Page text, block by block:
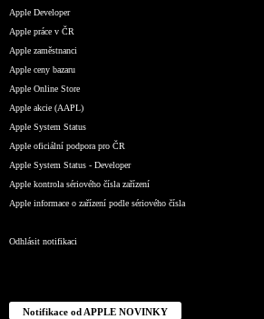
Apple Developer
Apple práce v ČR
Apple zaměstnanci
Apple ceny bazaru
Apple Online Store
Apple akcie (AAPL)
Apple System Status
Apple oficiální podpora pro ČR
Apple System Status - Developer
Apple kontrola sériového čísla zařízení
Apple informace o zařízení podle sériového čísla
Odhlásit notifikaci
Notifikace od APPLE NOVINKY